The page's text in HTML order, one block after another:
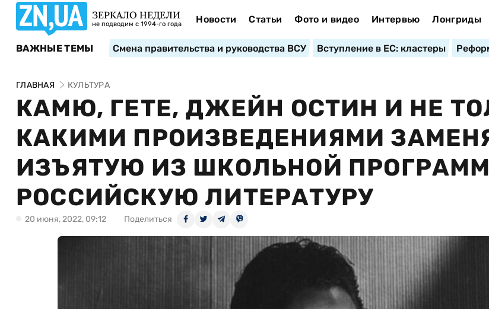
ЗЕРКАЛО НЕДЕЛИ
не подводим с 1994-го года Новости Статьи Фото и видео Интервью Лонгриды
ВАЖНЫЕ ТЕМЫ Смена правительства и руководства ВСУ Вступление в ЕС: кластеры
ГЛАВНАЯ КУЛЬТУРА
КАМЮ, ГЕТЕ, ДЖЕЙН ОСТИН И НЕ
КАКИМИ ПРОИЗВЕДЕНИЯМИ
ИЗЪЯТУЮ ИЗ ШКОЛЬНОЙ
РОССИЙСКУЮ ЛИТЕРАТУРУ
20 июня, 2022, 09:12 Поделиться